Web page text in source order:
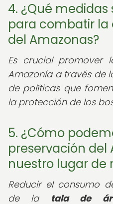
4. ¿Qué
para combatir la
del Amazonas?
Es crucial promover
Amazonía a través de
de políticas que
la protección de los
5. ¿Cómo
preservación del
nuestro lugar de
Reducir el consumo
de la tala de